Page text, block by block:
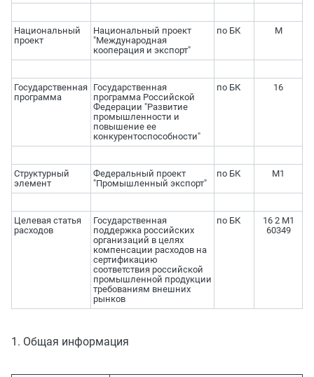
Национальный
проект
Национальный проект
"Международная
кооперация и экспорт"
по БК М
Государственная
программа
Государственная
программа Российской
Федерации "Развитие
промышленности и
повышение ее
конкурентоспособности"
по БК 16
Структурный
элемент
Федеральный проект
"Промышленный экспорт"
по БК М1
Целевая статья
расходов
Государственная
поддержка российских
организаций в целях
компенсации расходов на
сертификацию
соответствия российской
промышленной продукции
требованиям внешних
рынков
по БК
16 2 М1
60349
1. Общая информация